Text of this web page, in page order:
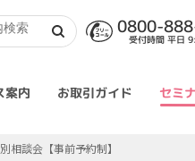
0800-
受付時間 平日
案内 お取引ガイド セミ
相談会【事前予約制】